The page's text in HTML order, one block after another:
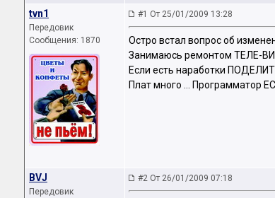
tvn1
Передовик
Сообщения: 1870
#1 От 25/01/2009 13:28
Остро встал вопрос об
Занимаюсь ремонтом ТЕЛЕ-
Если есть наработки
Плат много ... Программатор
BVJ
Передовик
#2 От 26/01/2009 07:18